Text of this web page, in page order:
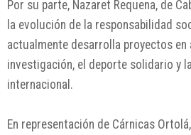
Por su parte, Nazaret Requena, de
la evolución de la responsabilidad
actualmente desarrolla proyectos
investigación, el deporte solidario y
internacional.
En representación de Cárnicas